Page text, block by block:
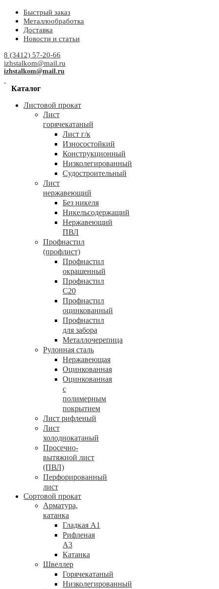
Быстрый заказ
Металлообработка
Доставка
Новости и статьи
8 (3412) 57-20-66
izhstalkom@mail.ru
izhstalkom@mail.ru
Каталог
Листовой прокат
Лист
горячекатаный
Лист г/к
Износостойкий
Конструкционный
Низколегированный
Судостроительный
Лист
нержавеющий
Без никеля
Никельсодержащий
Нержавеющий
ПВЛ
Профнастил
(профлист)
Профнастил
окрашенный
Профнастил
С20
Профнастил
оцинкованный
Профнастил
для забора
Металлочерепица
Рулонная сталь
Нержавеющая
Оцинкованная
Оцинкованная
с
полимерным
покрытием
Лист рифленый
Лист
холоднокатаный
Просечно-
вытяжной лист
(ПВЛ)
Перфорированный
лист
Сортовой прокат
Арматура,
катанка
Гладкая А1
Рифленая
А3
Катанка
Швеллер
Горячекатаный
Низколегированный